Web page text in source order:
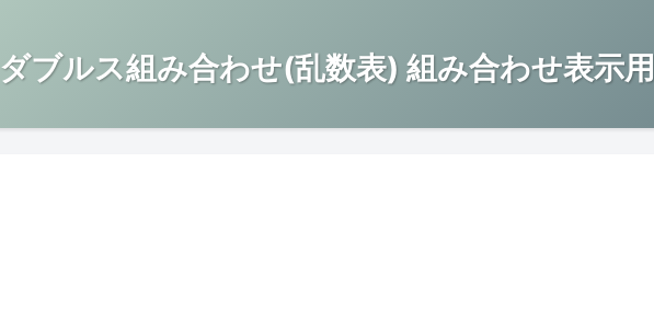
ダブルス組み合わせ(乱数表) 組み合わせ表示